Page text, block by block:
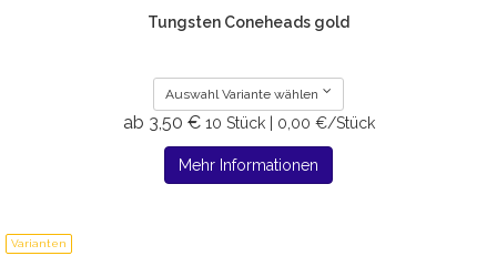
Tungsten Coneheads gold
Auswahl Variante wählen
ab 3,50 € 10 Stück | 0,00 €/Stück
Mehr Informationen
Varianten